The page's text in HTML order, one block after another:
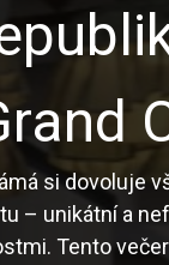
si dovoluje
– unikátní a
Tento